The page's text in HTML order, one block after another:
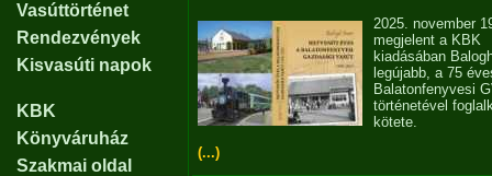
Vasúttörténet
Rendezvények
Kisvasúti napok
KBK
Könyváruház
Szakmai oldal
2025. november
megjelent a KBK
kiadásában
legújabb, a 75
Balatonfenyvesi
történetével
kötete.
(...)